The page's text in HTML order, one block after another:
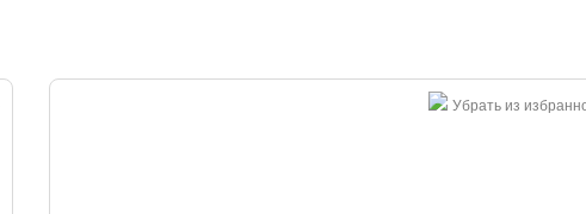
Убрать из